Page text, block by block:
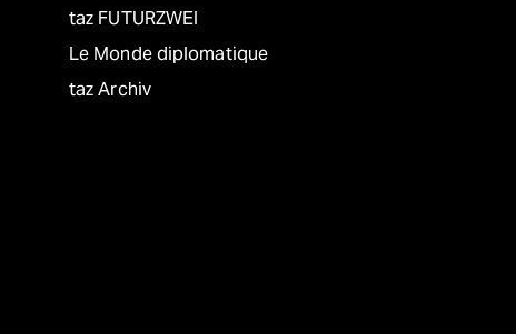
taz FUTURZWEI
Le Monde diplomatique
taz Archiv